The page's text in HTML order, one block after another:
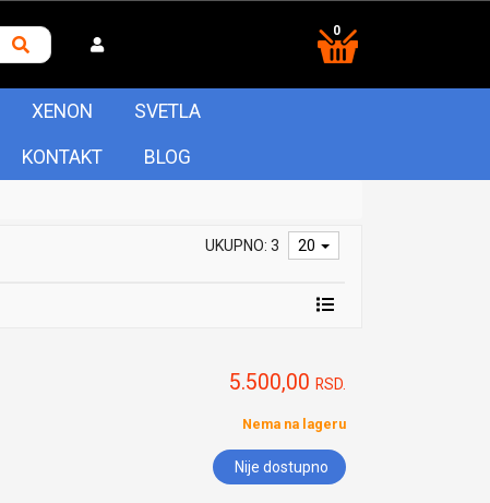
0
XENON SVETLA
KONTAKT BLOG
UKUPNO: 3 20
5.500,00 RSD.
Nema na lageru
Nije dostupno